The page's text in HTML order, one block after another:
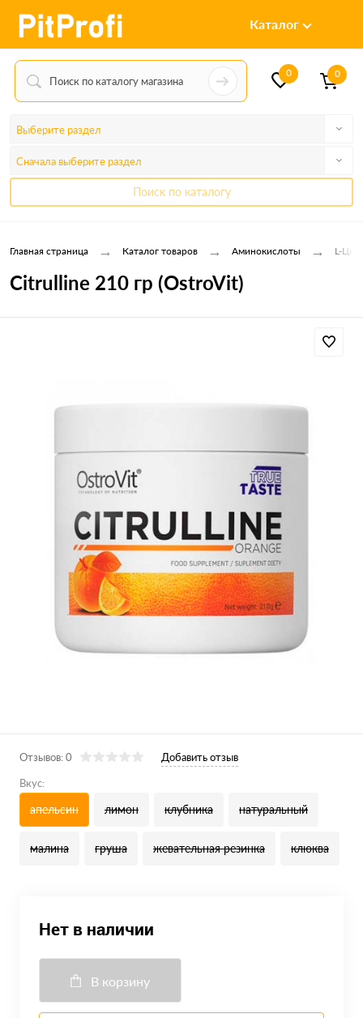
Каталог
0 0
Выберите раздел
Сначала выберите раздел
Поиск по каталогу
Главная страница → Каталог товаров → Аминокислоты → L-
Citrulline 210 гр (OstroVit)
Отзывов: 0
Добавить отзыв
Вкус:
апельсин лимон клубника натуральный
малина груша жевательная резинка клюква
Нет в наличии
В корзину